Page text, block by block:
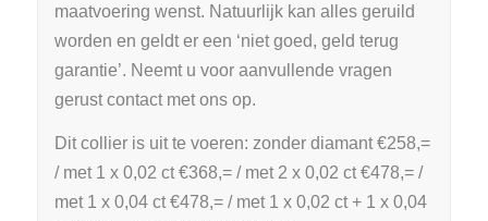
maatvoering wenst. Natuurlijk kan alles geruild
worden en geldt er een ‘niet goed, geld terug
garantie’. Neemt u voor aanvullende vragen
gerust contact met ons op.
Dit collier is uit te voeren: zonder diamant €258,=
/ met 1 x 0,02 ct €368,= / met 2 x 0,02 ct €478,= /
met 1 x 0,04 ct €478,= / met 1 x 0,02 ct + 1 x 0,04